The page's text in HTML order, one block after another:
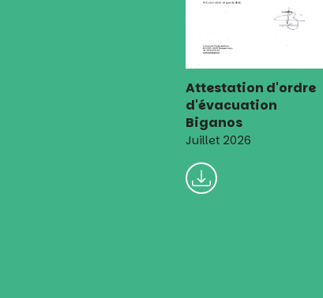
Attestation d'ordre
d'évacuation
Biganos
Juillet 2026